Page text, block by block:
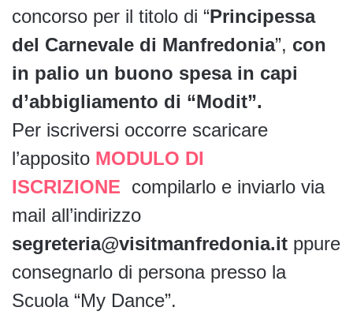
concorso per il titolo di “Principessa
del Carnevale di Manfredonia”, con
in palio un buono spesa in capi
d’abbigliamento di “Modit”.
Per iscriversi occorre scaricare
l’apposito MODULO DI
ISCRIZIONE compilarlo e inviarlo via
mail all’indirizzo
segreteria@visitmanfredonia.it ppure
consegnarlo di persona presso la
Scuola “My Dance”.